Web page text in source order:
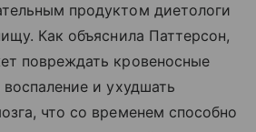
продуктом диетологи
Как объяснила Паттерсон,
повреждать кровеносные
и ухудшать
что со временем способно